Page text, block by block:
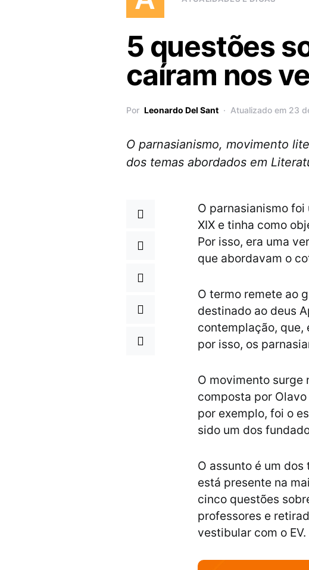
5 questões
caíram nos
Por Leonardo Del Sant Atualizado em 23
O parnasianismo, movimento
dos temas abordados em
O parnasianismo
XIX e tinha como
Por isso, era uma
que abordavam o
O termo remete ao
destinado ao deus
contemplação, que,
por isso, os
O movimento surge
composta por
por exemplo, foi o
sido um dos
O assunto é um
está presente na
cinco questões
professores e
vestibular com o EV.